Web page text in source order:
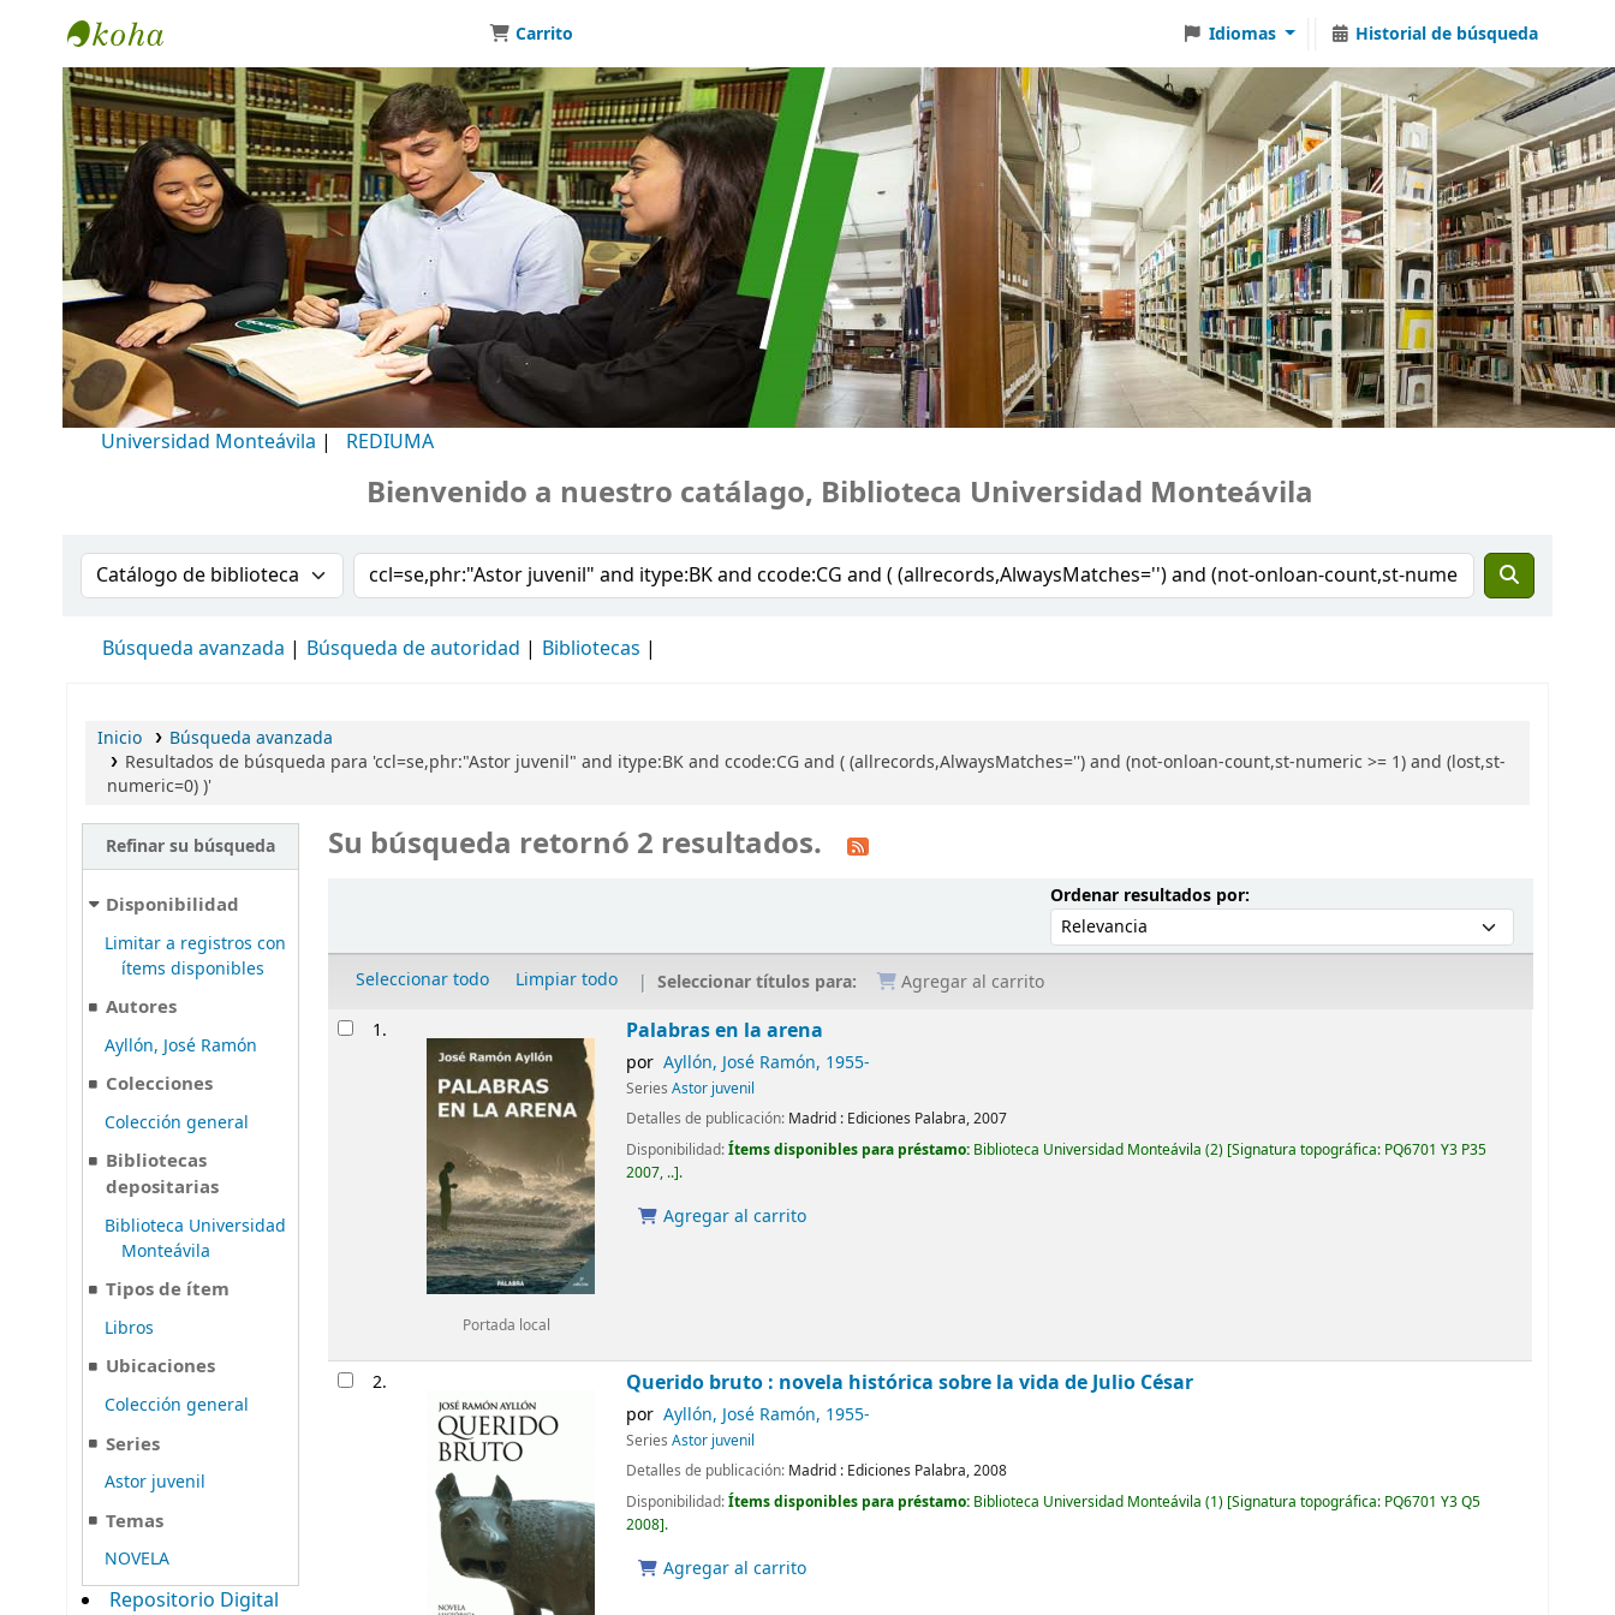
Biblioteca Universidad Monteávila
Carrito Idiomas Historial de búsqueda
Universidad Monteávila | REDIUMA
Bienvenido a nuestro catálago, Biblioteca Universidad Monteávila
Buscar en el catálogo por:Buscar en el catálogo
Búsqueda avanzada Búsqueda de autoridad Bibliotecas
Inicio
Búsqueda avanzada
Resultados de búsqueda para 'ccl=se,phr:"Astor juvenil" and itype:BK and ccode:CG and ( (allrecords,AlwaysMatches='') and (not-onloan-count,st-numeric >= 1) and (lost,st-
numeric=0) )'
Refinar su búsqueda
Disponibilidad
Limitar a registros con
ítems disponibles
Autores
Ayllón, José Ramón
Colecciones
Colección general
Bibliotecas
depositarias
Biblioteca Universidad
Monteávila
Tipos de ítem
Libros
Ubicaciones
Colección general
Series
Astor juvenil
Temas
NOVELA
Repositorio Digital
Su búsqueda retornó 2 resultados.
Ordenar resultados por:Ordenar por:
Seleccionar todo Limpiar todo Seleccionar títulos para: Agregar al carrito
Resultados
1.
Portada local
Palabras en la arena
por Ayllón, José Ramón, 1955-
SeriesAstor juvenil
Detalles de publicación: Madrid : Ediciones Palabra,2007
Disponibilidad:Ítems disponibles para préstamo: Biblioteca Universidad Monteávila (2) Signatura topográfica: PQ6701 Y3 P35
2007, .. .
Agregar al carrito
2. Querido bruto : novela histórica sobre la vida de Julio César
por Ayllón, José Ramón, 1955-
SeriesAstor juvenil
Detalles de publicación: Madrid : Ediciones Palabra,2008
Disponibilidad:Ítems disponibles para préstamo: Biblioteca Universidad Monteávila (1) Signatura topográfica: PQ6701 Y3 Q5
2008 .
Agregar al carrito